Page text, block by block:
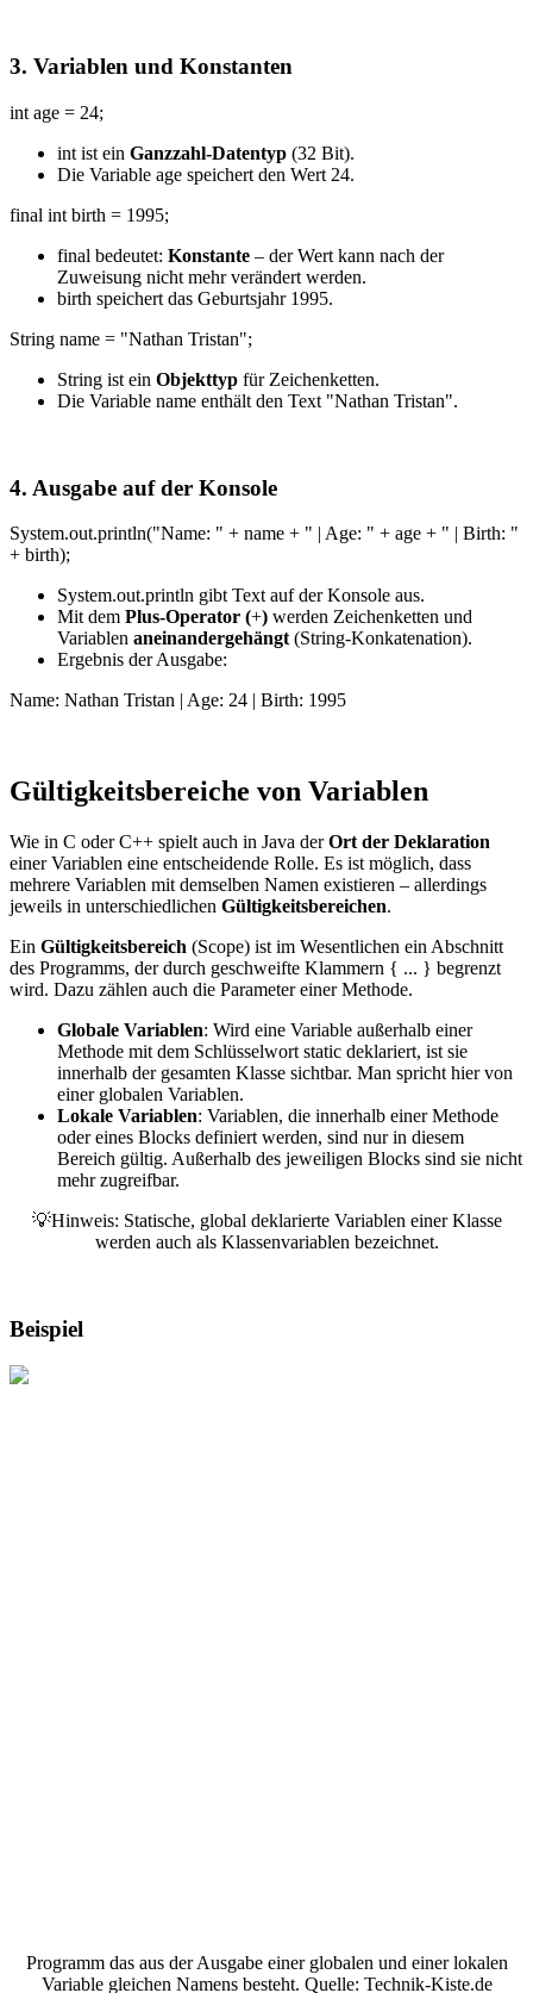
3. Variablen und Konstanten
int age = 24;
int ist ein Ganzzahl-Datentyp (32 Bit).
Die Variable age speichert den Wert 24.
final int birth = 1995;
final bedeutet: Konstante – der Wert kann nach der
Zuweisung nicht mehr verändert werden.
birth speichert das Geburtsjahr 1995.
String name = "Nathan Tristan";
String ist ein Objekttyp für Zeichenketten.
Die Variable name enthält den Text "Nathan Tristan".
4. Ausgabe auf der Konsole
System.out.println("Name: " + name + " | Age: " + age + " | Birth: "
+ birth);
System.out.println gibt Text auf der Konsole aus.
Mit dem Plus-Operator (+) werden Zeichenketten und
Variablen aneinandergehängt (String-Konkatenation).
Ergebnis der Ausgabe:
Name: Nathan Tristan | Age: 24 | Birth: 1995
Gültigkeitsbereiche von Variablen
Wie in C oder C++ spielt auch in Java derOrt der Deklaration
einer Variablen eine entscheidende Rolle. Es ist möglich, dass
mehrere Variablen mit demselben Namen existieren – allerdings
jeweils in unterschiedlichen Gültigkeitsbereichen.
Ein Gültigkeitsbereich (Scope) ist im Wesentlichen ein Abschnitt
des Programms, der durch geschweifte Klammern { ... } begrenzt
wird. Dazu zählen auch die Parameter einer Methode.
Globale Variablen: Wird eine Variable außerhalb einer
Methode mit dem Schlüsselwort static deklariert, ist sie
innerhalb der gesamten Klasse sichtbar. Man spricht hier von
einer globalen Variablen.
Lokale Variablen: Variablen, die innerhalb einer Methode
oder eines Blocks definiert werden, sind nur in diesem
Bereich gültig. Außerhalb des jeweiligen Blocks sind sie nicht
mehr zugreifbar.
💡Hinweis: Statische, global deklarierte Variablen einer Klasse
werden auch als Klassenvariablen bezeichnet.
Beispiel
Programm das aus der Ausgabe einer globalen und einer lokalen
Variable gleichen Namens besteht. Quelle: Technik-Kiste.de